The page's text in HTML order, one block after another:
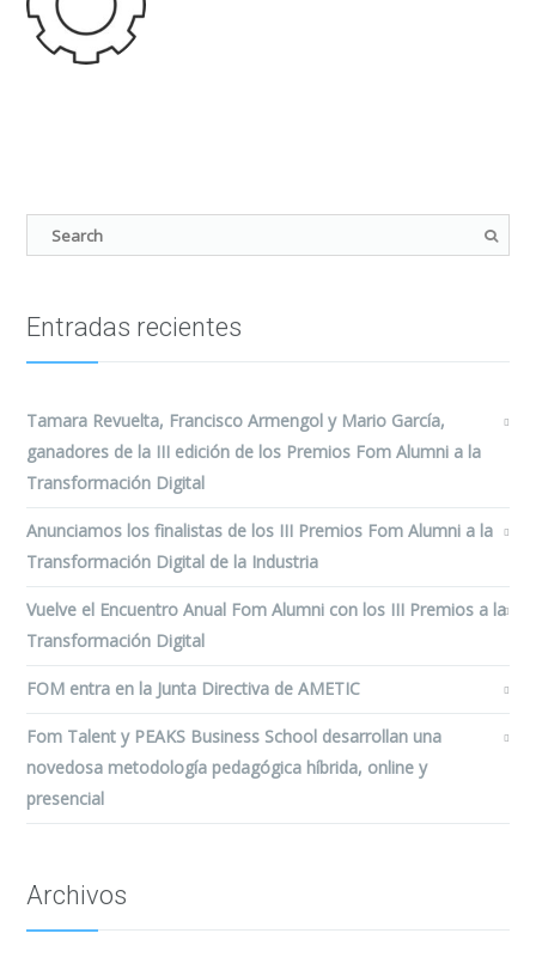
Entradas recientes
Tamara Revuelta, Francisco Armengol y Mario García,
ganadores de la III edición de los Premios Fom Alumni a la
Transformación Digital
Anunciamos los finalistas de los III Premios Fom Alumni a la
Transformación Digital de la Industria
Vuelve el Encuentro Anual Fom Alumni con los III Premios a la
Transformación Digital
FOM entra en la Junta Directiva de AMETIC
Fom Talent y PEAKS Business School desarrollan una
novedosa metodología pedagógica híbrida, online y
presencial
Archivos